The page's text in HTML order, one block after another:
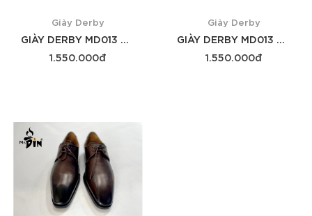
Giày Derby
GIÀY DERBY MD013 DA BÒ
1.550.000đ
Giày Derby
GIÀY DERBY MD013 ĐEN
1.550.000đ